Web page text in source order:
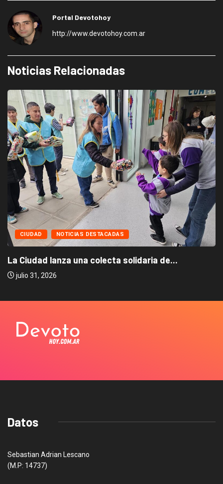
Portal Devotohoy
http://www.devotohoy.com.ar
Noticias Relacionadas
CIUDAD NOTICIAS DESTACADAS
La Ciudad lanza una colecta solidaria de...
julio 31, 2026
Datos
Sebastian Adrian Lescano
(M.P: 14737)